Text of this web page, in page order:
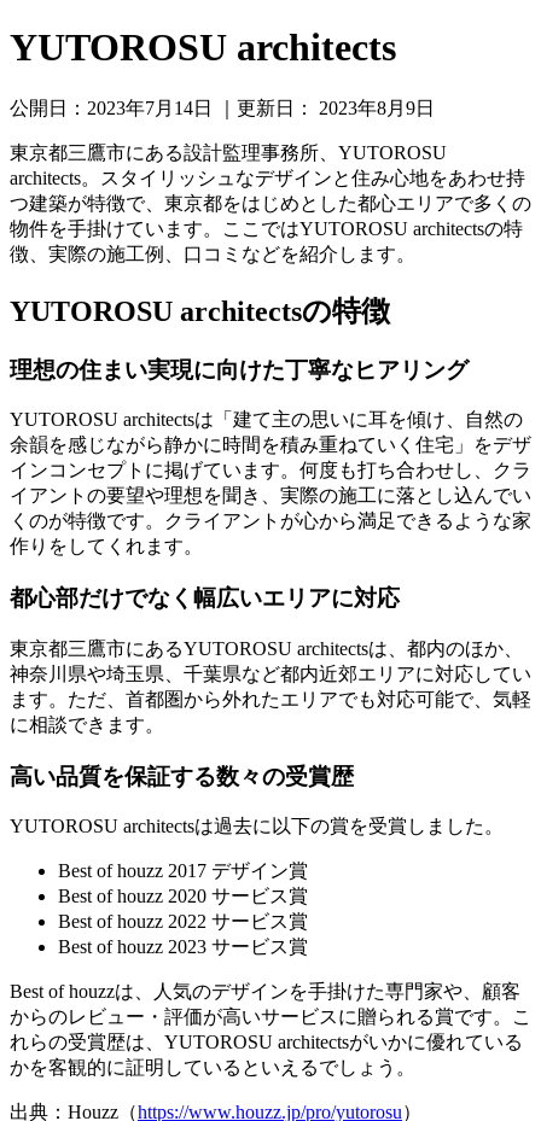
YUTOROSU architects
公開日： 2023年7月14日 ｜更新日： 2023年8月9日
東京都三鷹市にある設計監理事務所、YUTOROSU
architects。スタイリッシュなデザインと住み心地をあわせ持
つ建築が特徴で、東京都をはじめとした都心エリアで多くの
物件を手掛けています。ここではYUTOROSU architectsの特
徴、実際の施工例、口コミなどを紹介します。
YUTOROSU architectsの特徴
理想の住まい実現に向けた丁寧なヒアリング
YUTOROSU architectsは「建て主の思いに耳を傾け、自然の
余韻を感じながら静かに時間を積み重ねていく住宅」をデザ
インコンセプトに掲げています。何度も打ち合わせし、クラ
イアントの要望や理想を聞き、実際の施工に落とし込んでい
くのが特徴です。クライアントが心から満足できるような家
作りをしてくれます。
都心部だけでなく幅広いエリアに対応
東京都三鷹市にあるYUTOROSU architectsは、都内のほか、
神奈川県や埼玉県、千葉県など都内近郊エリアに対応してい
ます。ただ、首都圏から外れたエリアでも対応可能で、気軽
に相談できます。
高い品質を保証する数々の受賞歴
YUTOROSU architectsは過去に以下の賞を受賞しました。
Best of houzz 2017 デザイン賞
Best of houzz 2020 サービス賞
Best of houzz 2022 サービス賞
Best of houzz 2023 サービス賞
Best of houzzは、人気のデザインを手掛けた専門家や、顧客
からのレビュー・評価が高いサービスに贈られる賞です。こ
れらの受賞歴は、YUTOROSU architectsがいかに優れている
かを客観的に証明しているといえるでしょう。
出典：Houzz（https://www.houzz.jp/pro/yutorosu）